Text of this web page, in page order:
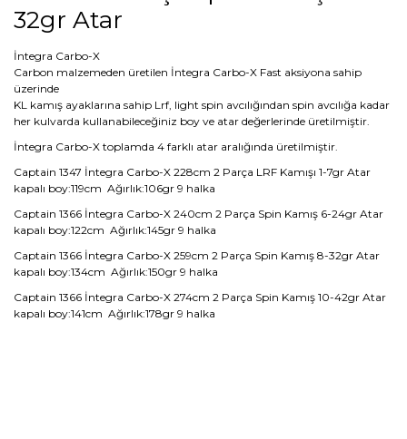
32gr Atar
İntegra Carbo-X
Carbon malzemeden üretilen İntegra Carbo-X Fast aksiyona sahip
üzerinde
KL kamış ayaklarına sahip Lrf, light spin avcılığından spin avcılığa kadar
her kulvarda kullanabileceğiniz boy ve atar değerlerinde üretilmiştir.
İntegra Carbo-X toplamda 4 farklı atar aralığında üretilmiştir.
Captain 1347 İntegra Carbo-X 228cm 2 Parça LRF Kamışı 1-7gr Atar
kapalı boy:119cm Ağırlık:106gr 9 halka
Captain 1366 İntegra Carbo-X 240cm 2 Parça Spin Kamış 6-24gr Atar
kapalı boy:122cm Ağırlık:145gr 9 halka
Captain 1366 İntegra Carbo-X 259cm 2 Parça Spin Kamış 8-32gr Atar
kapalı boy:134cm Ağırlık:150gr 9 halka
Captain 1366 İntegra Carbo-X 274cm 2 Parça Spin Kamış 10-42gr Atar
kapalı boy:141cm Ağırlık:178gr 9 halka